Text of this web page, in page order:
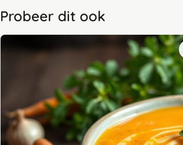
Probeer dit ook